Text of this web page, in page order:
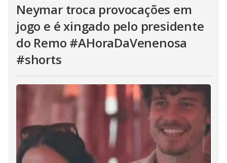
Neymar troca provocações em
jogo e é xingado pelo presidente
do Remo #AHoraDaVenenosa
#shorts